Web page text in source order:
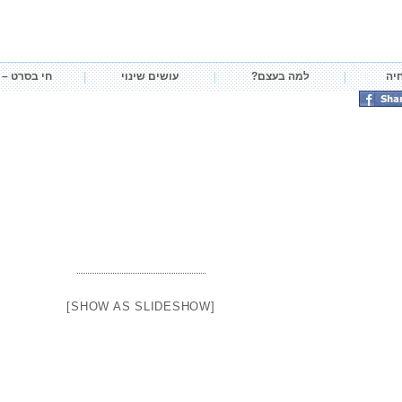
למה בעצם? עושים שינוי חי בסרט –
[SHOW AS SLIDESHOW]